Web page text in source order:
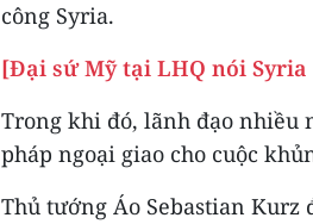
công Syria.
[Đại sứ Mỹ tại LHQ nói
Trong khi đó, lãnh đạo nhiều
pháp ngoại giao cho cuộc
Thủ tướng Áo Sebastian